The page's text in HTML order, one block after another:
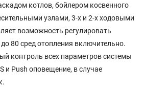
котлов, бойлером косвенного
узлами, 3-х и 2-х ходовыми
возможность регулировать
80 сред отопления включительно.
контроль всех параметров системы
и Push оповещение, в случае